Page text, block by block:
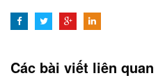
Các bài viết liên quan